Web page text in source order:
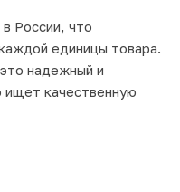
России, что
единицы товара.
надежный и
ищет качественную